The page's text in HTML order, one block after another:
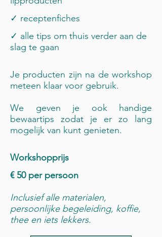
✓ receptenfiches
✓ alle tips om thuis verder aan de
slag te gaan
Je producten zijn na de workshop
meteen klaar voor gebruik.
We geven je ook handige
bewaartips zodat je er zo lang
mogelijk van kunt genieten.
Workshopprijs
€ 50 per persoon
Inclusief alle materialen,
persoonlijke begeleiding, koffie,
thee en iets lekkers.